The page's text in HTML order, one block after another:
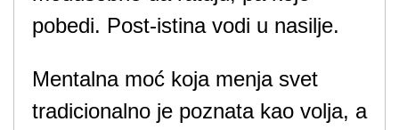
pobedi. Post-istina vodi u nasilje.
Mentalna moć koja menja svet
tradicionalno je poznata kao volja, a